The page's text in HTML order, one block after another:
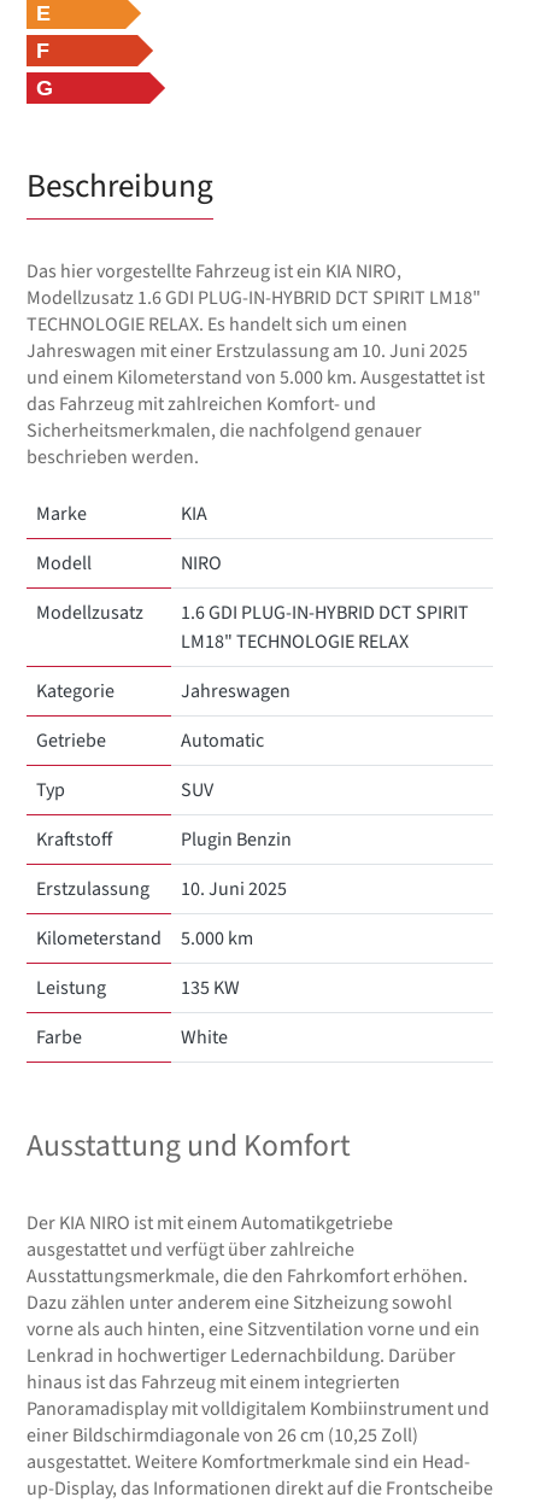
E
F
G
Beschreibung
Das hier vorgestellte Fahrzeug ist ein KIA NIRO,
Modellzusatz 1.6 GDI PLUG-IN-HYBRID DCT SPIRIT LM18"
TECHNOLOGIE RELAX. Es handelt sich um einen
Jahreswagen mit einer Erstzulassung am 10. Juni 2025
und einem Kilometerstand von 5.000 km. Ausgestattet ist
das Fahrzeug mit zahlreichen Komfort- und
Sicherheitsmerkmalen, die nachfolgend genauer
beschrieben werden.
Marke
KIA
Modell
NIRO
Modellzusatz
1.6 GDI PLUG-IN-HYBRID DCT SPIRIT
LM18" TECHNOLOGIE RELAX
Kategorie
Jahreswagen
Getriebe
Automatic
Typ
SUV
Kraftstoff
Plugin Benzin
Erstzulassung
10. Juni 2025
Kilometerstand
5.000 km
Leistung
135 KW
Farbe
White
Ausstattung und Komfort
Der KIA NIRO ist mit einem Automatikgetriebe
ausgestattet und verfügt über zahlreiche
Ausstattungsmerkmale, die den Fahrkomfort erhöhen.
Dazu zählen unter anderem eine Sitzheizung sowohl
vorne als auch hinten, eine Sitzventilation vorne und ein
Lenkrad in hochwertiger Ledernachbildung. Darüber
hinaus ist das Fahrzeug mit einem integrierten
Panoramadisplay mit volldigitalem Kombiinstrument und
einer Bildschirmdiagonale von 26 cm (10,25 Zoll)
ausgestattet. Weitere Komfortmerkmale sind ein Head-
up-Display, das Informationen direkt auf die Frontscheibe